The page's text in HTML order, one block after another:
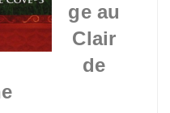
ge au
Clair
de